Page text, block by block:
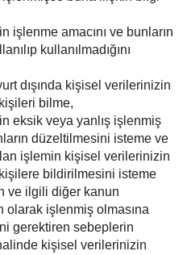
işlenme amacını ve bunların
kullanılmadığını
dışında kişisel verilerinizin
bilme,
eksik veya yanlış işlenmiş
düzeltilmesini isteme ve
işlemin kişisel verilerinizin
kişilere bildirilmesini isteme
ve ilgili diğer kanun
olarak işlenmiş olmasına
gerektiren sebeplerin
kişisel verilerinizin